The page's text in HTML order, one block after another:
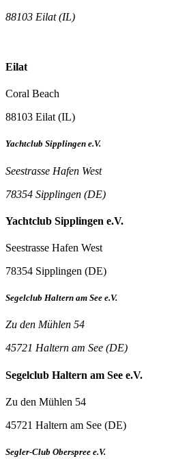
88103 Eilat (IL)
Eilat
Coral Beach
88103 Eilat (IL)
Yachtclub Sipplingen e.V.
Seestrasse Hafen West
78354 Sipplingen (DE)
Yachtclub Sipplingen e.V.
Seestrasse Hafen West
78354 Sipplingen (DE)
Segelclub Haltern am See e.V.
Zu den Mühlen 54
45721 Haltern am See (DE)
Segelclub Haltern am See e.V.
Zu den Mühlen 54
45721 Haltern am See (DE)
Segler-Club Oberspree e.V.